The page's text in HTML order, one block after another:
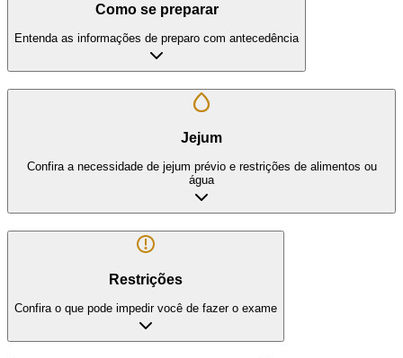
Como se preparar
Entenda as informações de preparo com antecedência
Jejum
Confira a necessidade de jejum prévio e restrições de alimentos ou
água
Restrições
Confira o que pode impedir você de fazer o exame